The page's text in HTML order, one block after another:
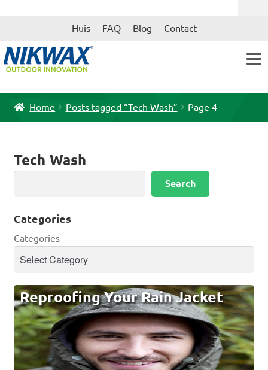
Skip
Skip
Huis FAQ Blog Contact
Home Posts tagged “Tech Wash” Page 4
Tech Wash
Search
Categories
Categories
Reproofing Your Rain Jacket